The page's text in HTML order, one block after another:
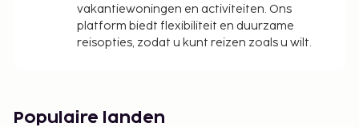
vakantiewoningen en activiteiten. Ons
platform biedt flexibiliteit en duurzame
reisopties, zodat u kunt reizen zoals u wilt.
Populaire landen